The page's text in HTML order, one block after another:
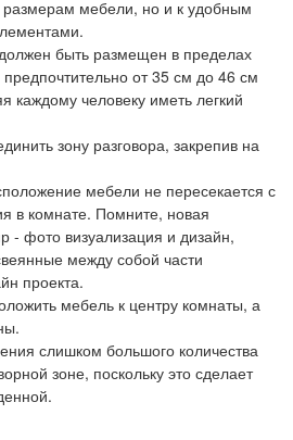
размерам мебели, но и к удобным
быть размещен в пределах
от 35 см до 46 см
каждому человеку иметь легкий
зону разговора, закрепив на
мебели не пересекается с
в комнате. Помните, новая
- фото визуализация и дизайн,
между собой части
проекта.
мебель к центру комнаты, а
слишком большого количества
зоне, поскольку это сделает